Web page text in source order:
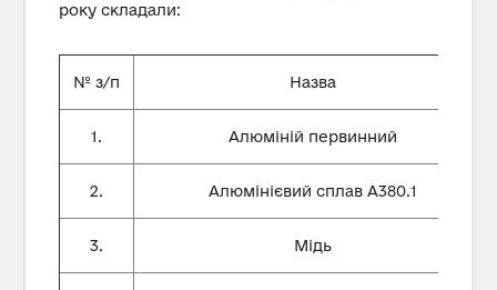
року складали:
№ з/п Назва
1. Алюміній первинний
2. Алюмінієвий сплав А380.1
3. Мідь